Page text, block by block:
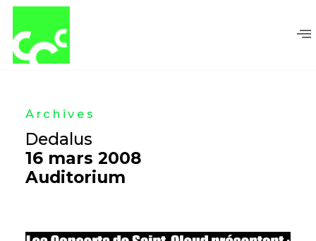
Archives
Dedalus
16 mars 2008
Auditorium